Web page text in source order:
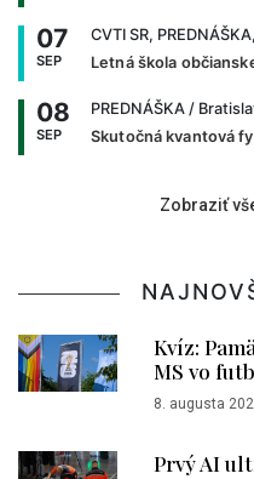
07
SEP
CVTI SR,
Letná škola
08
SEP
PREDNÁŠKA /
Skutočná kvantová
Zobraziť
Kvíz:
MS vo
8. augusta
Prvý AI